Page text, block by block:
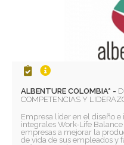
ALBENTURE COLOMBIA* -
COMPETENCIAS Y
Empresa líder en el diseño
integrales Work-Life
empresas a mejorar la
de vida de sus empleados y